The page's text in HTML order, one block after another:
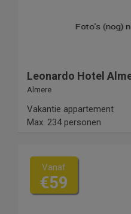
Leonardo Hotel
Almere
Vakantie appartement
Max. 234 personen
Vanaf
€59